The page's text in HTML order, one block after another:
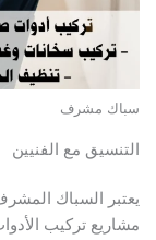
سباك مشرف
التنسيق مع الفنيين
يعتبر السباك
مشاريع تركيب